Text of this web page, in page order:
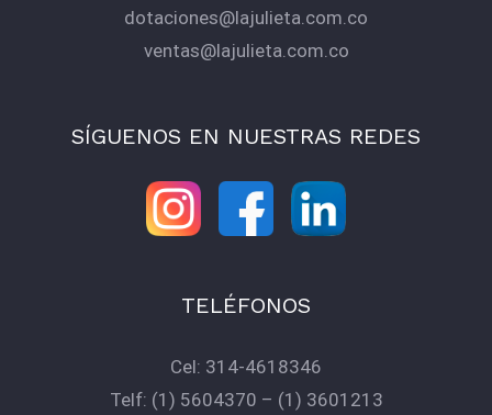
dotaciones@lajulieta.com.co
ventas@lajulieta.com.co
SÍGUENOS EN NUESTRAS REDES
TELÉFONOS
Cel: 314-4618346
Telf: (1) 5604370 – (1) 3601213